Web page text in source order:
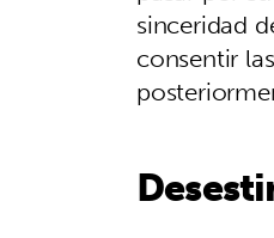
sinceridad
consentir